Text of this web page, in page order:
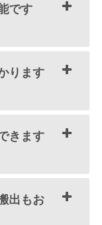
です
ります
きます
出もお